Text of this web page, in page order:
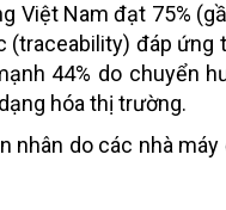
Việt Nam đạt 75%
(traceability) đáp ứng
44% do chuyển
hóa thị trường.
nhân do các nhà máy